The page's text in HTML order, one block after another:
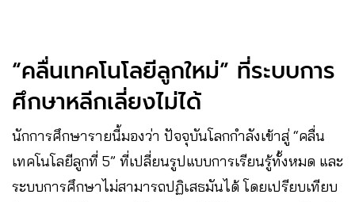
“คลื่นเทคโนโลยีลูกใหม่” ที่ระบบการ
ศึกษาหลีกเลี่ยงไม่ได้
นักการศึกษารายนี้มองว่า ปัจจุบันโลกกำลังเข้าสู่ “คลื่น
เทคโนโลยีลูกที่ 5” ที่เปลี่ยนรูปแบบการเรียนรู้ทั้งหมด และ
ระบบการศึกษาไม่สามารถปฏิเสธมันได้ โดยเปรียบเทียบ